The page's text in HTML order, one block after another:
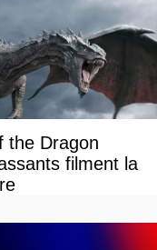
the Dragon
filment la